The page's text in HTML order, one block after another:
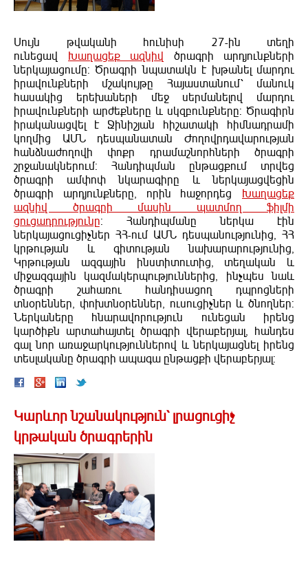
Սույն թվականի հունիսի 27-ին տեղի
ունեցավ Խաղացեք ազնիվ ծրագրի արդյունքների
ներկայացումը: Ծրագրի նպատակն է խթանել մարդու
իրավունքների մշակույթը Հայաստանում՝ մանուկ
հասակից երեխաների մեջ սերմանելով մարդու
իրավունքների արժեքները և սկզբունքները: Ծրագիրն
իրականացվել է Ջինիշյան հիշատակի հիմնադրամի
կողմից ԱՄՆ դեսպանատան Ժողովրդավարության
հանձնաժողովի փոքր դրամաշնորհների ծրագրի
շրջանակներում: Հանդիպման ընթացքում տրվեց
ծրագրի ամփոփ նկարագիրը և ներկայացվեցին
ծրագրի արդյունքները, որին հաջորդեց Խաղացեք
ազնիվ ծրագրի մասին պատմող ֆիլմի
ցուցադրությունը: Հանդիպմանը ներկա էին
ներկայացուցիչներ ՀՀ-ում ԱՄՆ դեսպանությունից, ՀՀ
կրթության և գիտության նախարարությունից,
Կրթության ազգային ինստիտուտից, տեղական և
միջազգային կազմակերպություններից, ինչպես նաև
ծրագրի շահառու հանդիսացող դպրոցների
տնօրեններ, փոխտնօրեններ, ուսուցիչներ և ծնողներ:
Ներկաները հնարավորություն ունեցան իրենց
կարծիքն արտահայտել ծրագրի վերաբերյալ, հանդես
գալ նոր առաջարկություններով և ներկայացնել իրենց
տեսլականը ծրագրի ապագա ընթացքի վերաբերյալ:
Կարևոր նշանակություն` լրացուցիչ
կրթական ծրագրերին